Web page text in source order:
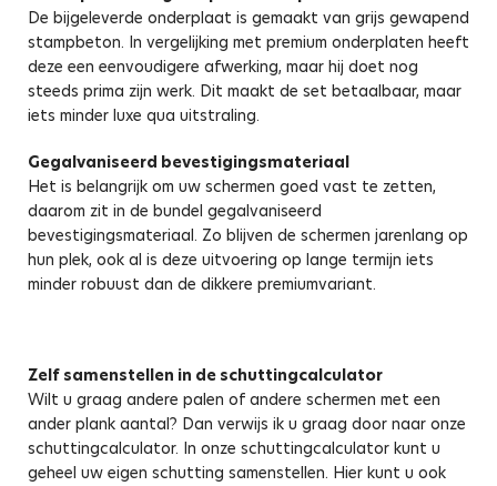
De bijgeleverde onderplaat is gemaakt van grijs gewapend
stampbeton. In vergelijking met premium onderplaten heeft
deze een eenvoudigere afwerking, maar hij doet nog
steeds prima zijn werk. Dit maakt de set betaalbaar, maar
iets minder luxe qua uitstraling.
Gegalvaniseerd bevestigingsmateriaal
Het is belangrijk om uw schermen goed vast te zetten,
daarom zit in de bundel gegalvaniseerd
bevestigingsmateriaal. Zo blijven de schermen jarenlang op
hun plek, ook al is deze uitvoering op lange termijn iets
minder robuust dan de dikkere premiumvariant.
Zelf samenstellen in de schuttingcalculator
Wilt u graag andere palen of andere schermen met een
ander plank aantal? Dan verwijs ik u graag door naar onze
schuttingcalculator. In onze schuttingcalculator kunt u
geheel uw eigen schutting samenstellen. Hier kunt u ook